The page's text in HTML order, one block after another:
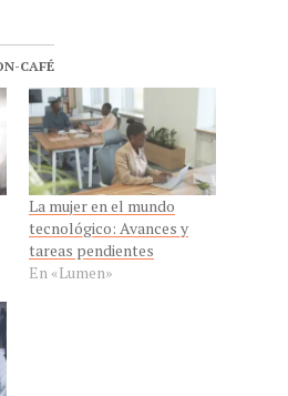
CAFÉ
La mujer en el mundo
tecnológico: Avances y
tareas pendientes
En «Lumen»